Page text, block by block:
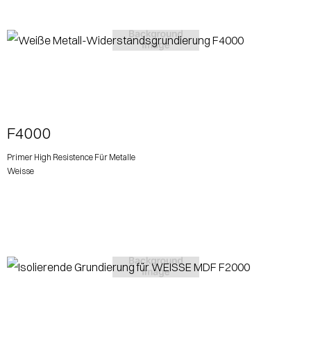
F4000
Primer High Resistence Für Metalle
Weisse